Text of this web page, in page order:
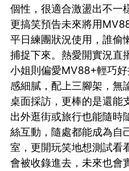
個性，很適合激盪出不一
更搞笑預告未來將用
平日練團狀況使用，誰偷
捕捉下來。熱愛開實況直
小姐則偏愛MV88+輕巧
感細膩，配上三腳架，無
桌面採訪，更棒的是還能
出外逛街或旅行也能隨時
絲互動，隨處都能成為自
室，更開玩笑地想測試看
會被收錄進去，未來也會